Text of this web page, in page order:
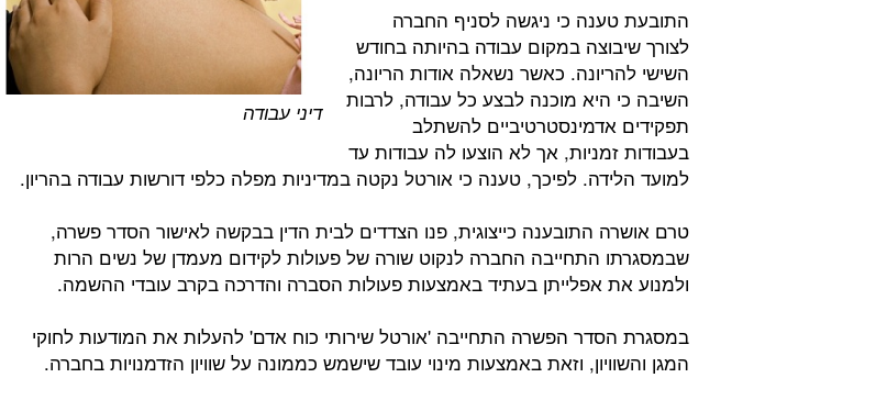
דיני עבודה
התובעת טענה כי ניגשה לסניף החברה
לצורך שיבוצה במקום עבודה בהיותה בחודש
השישי להריונה. כאשר נשאלה אודות הריונה,
השיבה כי היא מוכנה לבצע כל עבודה, לרבות
תפקידים אדמינסטרטיביים להשתלב
בעבודות זמניות, אך לא הוצעו לה עבודות עד
למועד הלידה. לפיכך, טענה כי אורטל נקטה במדיניות מפלה כלפי דורשות עבודה בהריון.
טרם אושרה התובענה כייצוגית, פנו הצדדים לבית הדין בבקשה לאישור הסדר פשרה,
שבמסגרתו התחייבה החברה לנקוט שורה של פעולות לקידום מעמדן של נשים הרות
ולמנוע את אפלייתן בעתיד באמצעות פעולות הסברה והדרכה בקרב עובדי ההשמה.
במסגרת הסדר הפשרה התחייבה 'אורטל שירותי כוח אדם' להעלות את המודעות לחוקי
המגן והשוויון, וזאת באמצעות מינוי עובד שישמש כממונה על שוויון הזדמנויות בחברה.